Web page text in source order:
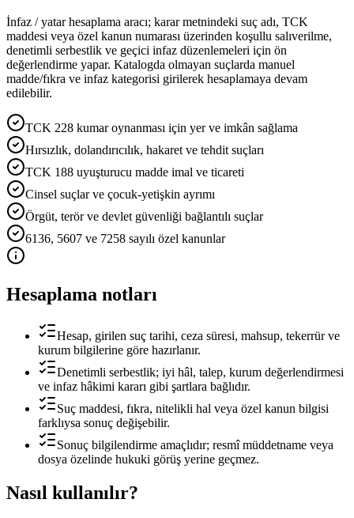
İnfaz / yatar hesaplama aracı; karar metnindeki suç adı, TCK
maddesi veya özel kanun numarası üzerinden koşullu salıverilme,
denetimli serbestlik ve geçici infaz düzenlemeleri için ön
değerlendirme yapar. Katalogda olmayan suçlarda manuel
madde/fıkra ve infaz kategorisi girilerek hesaplamaya devam
edilebilir.
TCK 228 kumar oynanması için yer ve imkân sağlama
Hırsızlık, dolandırıcılık, hakaret ve tehdit suçları
TCK 188 uyuşturucu madde imal ve ticareti
Cinsel suçlar ve çocuk-yetişkin ayrımı
Örgüt, terör ve devlet güvenliği bağlantılı suçlar
6136, 5607 ve 7258 sayılı özel kanunlar
Hesaplama notları
Hesap, girilen suç tarihi, ceza süresi, mahsup, tekerrür ve
kurum bilgilerine göre hazırlanır.
Denetimli serbestlik; iyi hâl, talep, kurum değerlendirmesi
ve infaz hâkimi kararı gibi şartlara bağlıdır.
Suç maddesi, fıkra, nitelikli hal veya özel kanun bilgisi
farklıysa sonuç değişebilir.
Sonuç bilgilendirme amaçlıdır; resmî müddetname veya
dosya özelinde hukuki görüş yerine geçmez.
Nasıl kullanılır?